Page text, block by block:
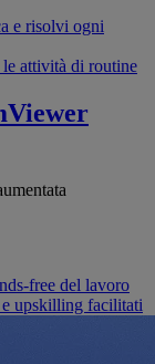
e risolvi ogni
attività di routine
free del lavoro
upskilling facilitati